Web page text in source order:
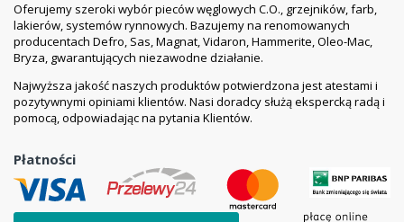
Oferujemy szeroki wybór pieców węglowych C.O., grzejników, farb,
lakierów, systemów rynnowych. Bazujemy na renomowanych
producentach Defro, Sas, Magnat, Vidaron, Hammerite, Oleo-Mac,
Bryza, gwarantujących niezawodne działanie.
Najwyższa jakość naszych produktów potwierdzona jest atestami i
pozytywnymi opiniami klientów. Nasi doradcy służą ekspercką radą i
pomocą, odpowiadając na pytania Klientów.
Płatności